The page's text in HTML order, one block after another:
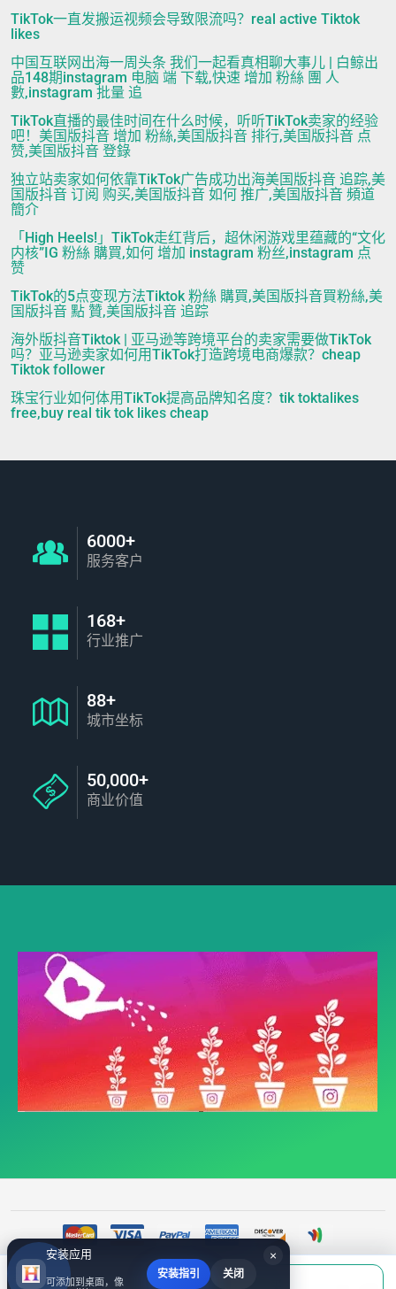
TikTok一直发搬运视频会导致限流吗？real active Tiktok
likes
中国互联网出海一周头条 我们一起看真相聊大事儿 | 白鲸出
品148期instagram 电脑 端 下载,快速 增加 粉絲 團 人
數,instagram 批量 追
TikTok直播的最佳时间在什么时候，听听TikTok卖家的经验
吧！美国版抖音 增加 粉絲,美国版抖音 排行,美国版抖音 点
赞,美国版抖音 登錄
独立站卖家如何依靠TikTok广告成功出海美国版抖音 追踪,美
国版抖音 订阅 购买,美国版抖音 如何 推广,美国版抖音 頻道
簡介
「High Heels!」TikTok走红背后，超休闲游戏里蕴藏的“文化
内核”IG 粉絲 購買,如何 增加 instagram 粉丝,instagram 点
赞
TikTok的5点变现方法Tiktok 粉絲 購買,美国版抖音買粉絲,美
国版抖音 點 贊,美国版抖音 追踪
海外版抖音Tiktok | 亚马逊等跨境平台的卖家需要做TikTok
吗？亚马逊卖家如何用TikTok打造跨境电商爆款？cheap
Tiktok follower
珠宝行业如何体用TikTok提高品牌知名度？tik toktalikes
free,buy real tik tok likes cheap
当前应付
填写账号后购买
6000+
服务客户
168+
行业推广
88+
城市坐标
50,000+
商业价值
×
安装应用
可添加到桌面，像
安装指引 关闭